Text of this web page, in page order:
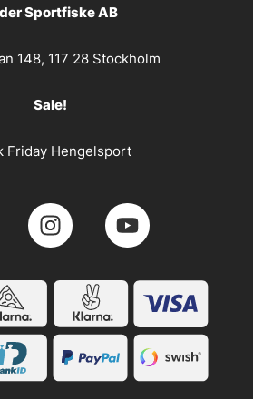
Sportfiske AB
148, 117 28 Stockholm
Sale!
Friday Hengelsport